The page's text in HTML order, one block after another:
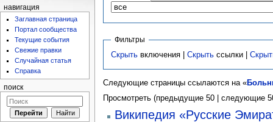
Фильтры
Скрыть включения |Скрыть ссылки |
Следующие страницы ссылаются на «
Просмотреть (предыдущие 50 | следующие
Википедия «Русские
навигация
Заглавная страница
Портал сообщества
Текущие события
Свежие правки
Случайная статья
Справка
поиск